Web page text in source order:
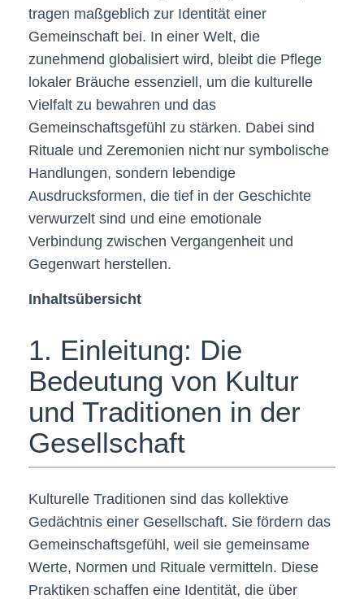
tragen maßgeblich zur Identität einer
Gemeinschaft bei. In einer Welt, die
zunehmend globalisiert wird, bleibt die Pflege
lokaler Bräuche essenziell, um die kulturelle
Vielfalt zu bewahren und das
Gemeinschaftsgefühl zu stärken. Dabei sind
Rituale und Zeremonien nicht nur symbolische
Handlungen, sondern lebendige
Ausdrucksformen, die tief in der Geschichte
verwurzelt sind und eine emotionale
Verbindung zwischen Vergangenheit und
Gegenwart herstellen.
Inhaltsübersicht
1. Einleitung: Die
Bedeutung von Kultur
und Traditionen in der
Gesellschaft
Kulturelle Traditionen sind das kollektive
Gedächtnis einer Gesellschaft. Sie fördern das
Gemeinschaftsgefühl, weil sie gemeinsame
Werte, Normen und Rituale vermitteln. Diese
Praktiken schaffen eine Identität, die über